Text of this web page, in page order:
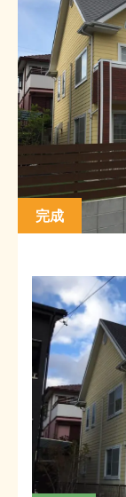
完成